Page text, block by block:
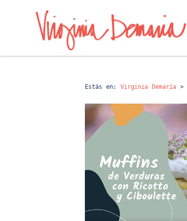
Estás en: Virginia Demaría >